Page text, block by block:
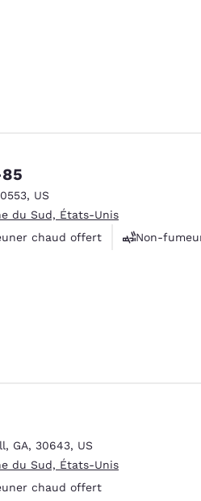
, US
du Sud, États-Unis
chaud offert
Non-
, GA, 30643, US
du Sud, États-Unis
chaud offert